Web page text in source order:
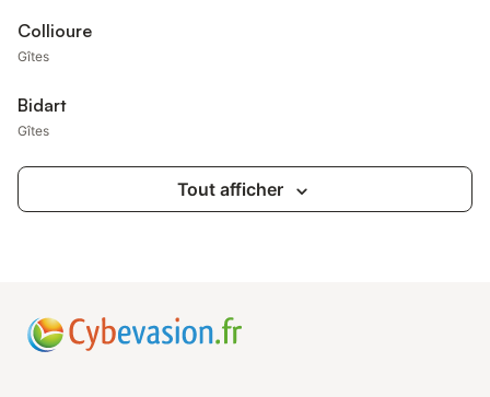
Collioure
Gîtes
Bidart
Gîtes
Tout afficher